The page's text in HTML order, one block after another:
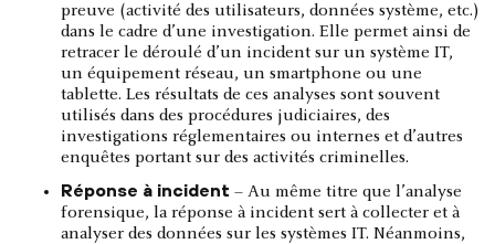
preuve (activité des utilisateurs, données système, etc.)
dans le cadre d’une investigation. Elle permet ainsi de
retracer le déroulé d’un incident sur un système IT,
un équipement réseau, un smartphone ou une
tablette. Les résultats de ces analyses sont souvent
utilisés dans des procédures judiciaires, des
investigations réglementaires ou internes et d’autres
enquêtes portant sur des activités criminelles.
Réponse à incident – Au même titre que l’analyse
forensique, la réponse à incident sert à collecter et à
analyser des données sur les systèmes IT. Néanmoins,